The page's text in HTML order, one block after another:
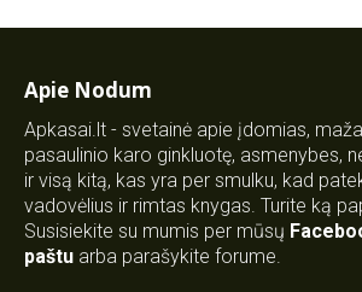
Apie Nodum
Apkasai.lt - svetainė apie įdomias,
pasaulinio karo ginkluotę, asmenybes,
ir visą kitą, kas yra per smulku, kad
vadovėlius ir rimtas knygas. Turite ką
Susisiekite su mumis per mūsų
paštu arba parašykite forume.